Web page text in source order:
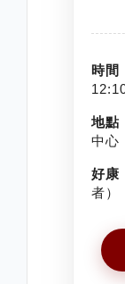
時間
地點
中心
好康
者）